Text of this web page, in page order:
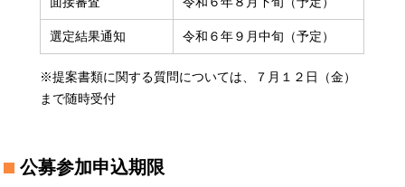
選定結果通知 令和６年９月中旬（予定）
※提案書類に関する質問については、７月１２日（金）
まで随時受付
公募参加申込期限